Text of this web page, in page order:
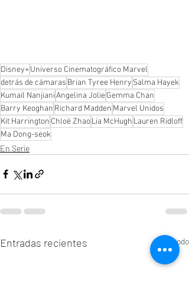
Disney+Universo Cinematográfico Marvel
detrás de cámaras Brian Tyree Henry Salma Hayek
Kumail NanjianiAngelina JolieGemma Chan
Barry Keoghan Richard Madden Marvel Unidos
Kit Harrington Chloë ZhaoLia McHugh Lauren Ridloff
Ma Dong-seok
En Serie
Entradas recientes Ver todo